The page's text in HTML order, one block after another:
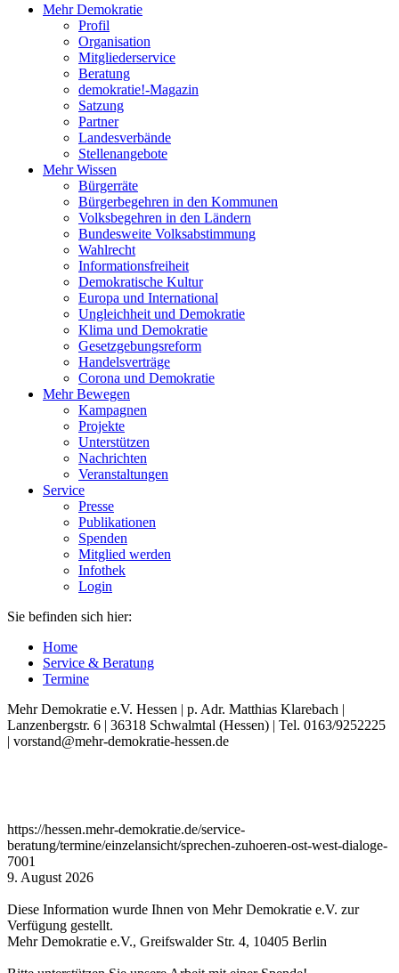
Mehr Demokratie
Profil
Organisation
Mitgliederservice
Beratung
demokratie!-Magazin
Satzung
Partner
Landesverbände
Stellenangebote
Mehr Wissen
Bürgerräte
Bürgerbegehren in den Kommunen
Volksbegehren in den Ländern
Bundesweite Volksabstimmung
Wahlrecht
Informationsfreiheit
Demokratische Kultur
Europa und International
Ungleichheit und Demokratie
Klima und Demokratie
Gesetzgebungsreform
Handelsverträge
Corona und Demokratie
Mehr Bewegen
Kampagnen
Projekte
Unterstützen
Nachrichten
Veranstaltungen
Service
Presse
Publikationen
Spenden
Mitglied werden
Infothek
Login
Sie befinden sich hier:
Home
Service & Beratung
Termine
Mehr Demokratie e.V. Hessen | p. Adr. Matthias Klarebach |
Lanzenbergstr. 6 | 36318 Schwalmtal (Hessen) | Tel. 0163/9252225
| vorstand@mehr-demokratie-hessen.de
https://hessen.mehr-demokratie.de/service-
beratung/termine/einzelansicht/sprechen-zuhoeren-ost-west-dialoge-
7001
9. August 2026
Diese Information wurde Ihnen von Mehr Demokratie e.V. zur
Verfügung gestellt.
Mehr Demokratie e.V., Greifswalder Str. 4, 10405 Berlin